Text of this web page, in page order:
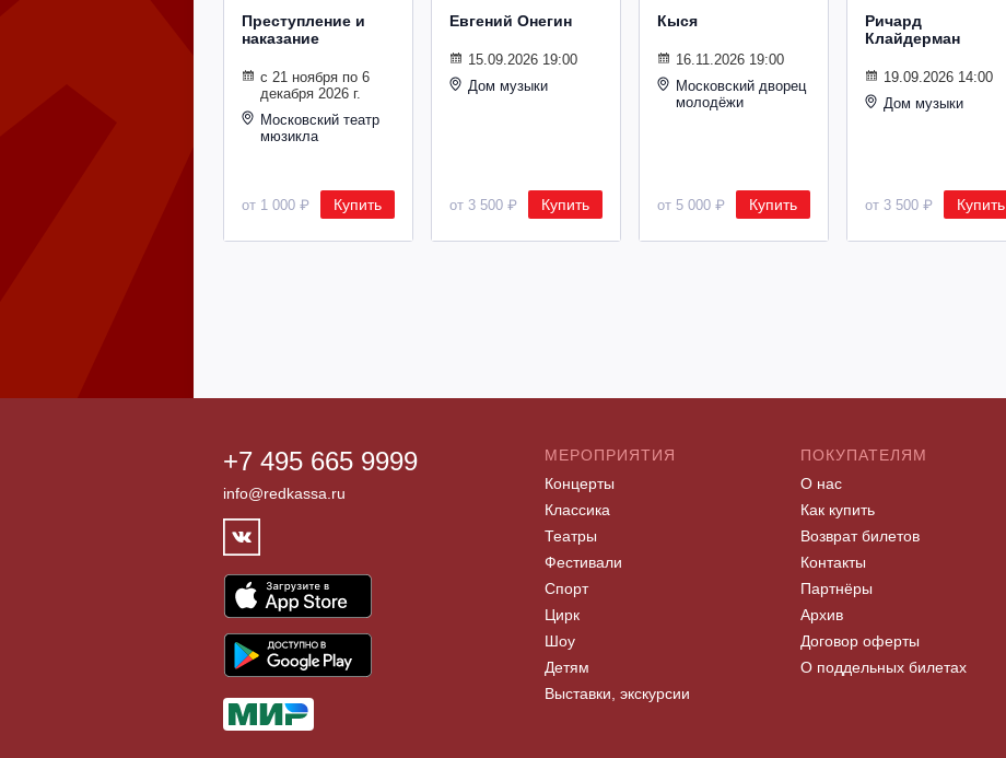
Преступление и
наказание
с 21 ноября по 6
декабря 2026 г.
Московский театр
мюзикла
от 1 000 ₽ Купить
Евгений Онегин
15.09.2026 19:00
Дом музыки
от 3 500 ₽ Купить
Кыся
16.11.2026 19:00
Московский дворец
молодёжи
от 5 000 ₽ Купить
Ричард
Клайдерман
19.09.2026 14:00
Дом музыки
от 3 500 ₽ Купить
+7 495 665 9999
info@redkassa.ru
МЕРОПРИЯТИЯ
Концерты
Классика
Театры
Фестивали
Спорт
Цирк
Шоу
Детям
Выставки, экскурсии
ПОКУПАТЕЛЯМ
О нас
Как купить
Возврат билетов
Контакты
Партнёры
Архив
Договор оферты
О поддельных билетах